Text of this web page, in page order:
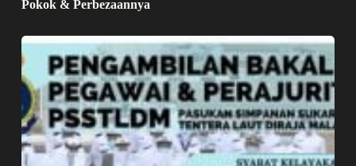
Pokok & Perbezaannya